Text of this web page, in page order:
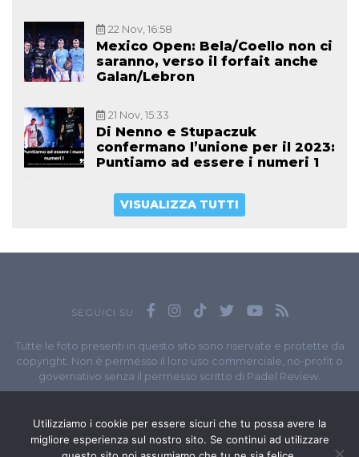
22 Nov, 16:58
Mexico Open: Bela/Coello non ci
saranno, verso il forfait anche
Galan/Lebron
21 Nov, 15:33
Di Nenno e Stupaczuk
confermano l’unione per il 2023:
Puntiamo ad essere i numeri 1
VISUALIZZA TUTTI
SEGUICI SU
Tutte le foto presenti in questo sito sono riservate e protette da
copyright. Non è permesso il loro uso commerciale, no-profit o
governativo senza il permesso scritto di Padel Review.
// P.I. 11965351007
© Copyright 2020-2026 // Web Developer
Utilizziamo i cookie per essere sicuri che tu possa avere la
migliore esperienza sul nostro sito. Se continui ad utilizzare